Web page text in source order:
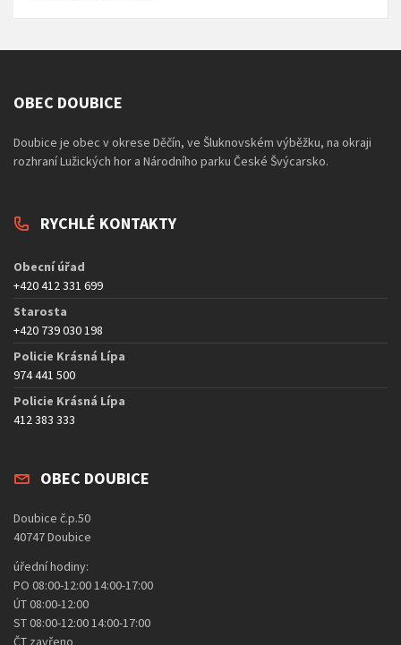
OBEC DOUBICE
Doubice je obec v okrese Děčín, ve Šluknovském výběžku, na okraji
rozhraní Lužických hor a Národního parku České Švýcarsko.
RYCHLÉ KONTAKTY
Obecní úřad
+420 412 331 699
Starosta
+420 739 030 198
Policie Krásná Lípa
974 441 500
Policie Krásná Lípa
412 383 333
OBEC DOUBICE
Doubice č.p.50
40747 Doubice
úřední hodiny:
PO 08:00-12:00 14:00-17:00
ÚT 08:00-12:00
ST 08:00-12:00 14:00-17:00
ČT zavřeno